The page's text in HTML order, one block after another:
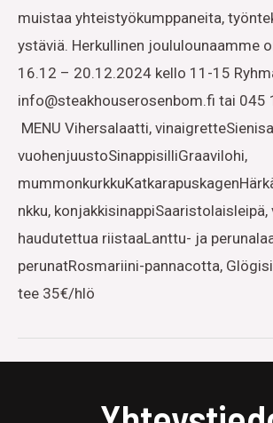
muistaa yhteistyökumppaneita,
ystäviä. Herkullinen joululounaamme
16.12 – 20.12.2024 kello 11-15
info@steakhouserosenbom.fi tai 045
MENU Vihersalaatti,
vuohenjuustoSinappisilliGraavilohi,
nkku,
haudutettua riistaaLanttu- ja
perunatRosmariini-pannacotta,
tee 35€/hlö